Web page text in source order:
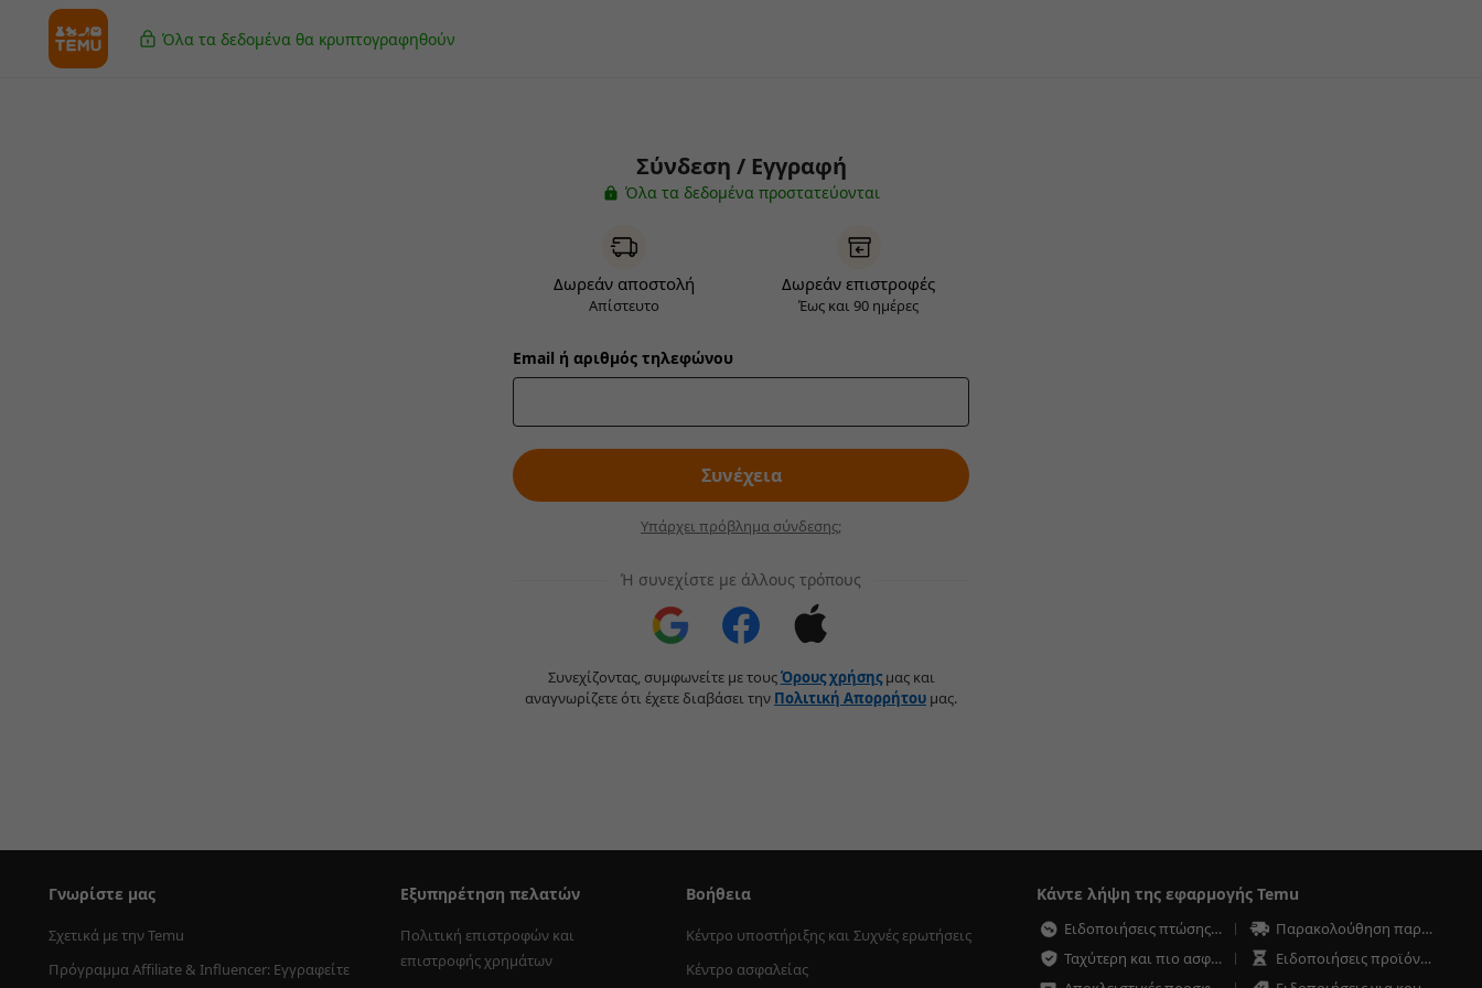
Όλα τα δεδομένα θα κρυπτογραφηθούν
Σύνδεση / Εγγραφή
Όλα τα δεδομένα προστατεύονται
Δωρεάν αποστολή
Απίστευτο
Δωρεάν επιστροφές
Έως και 90 ημέρες
Email ή αριθμός τηλεφώνου
Συνέχεια
Υπάρχει πρόβλημα σύνδεσης;
Ή συνεχίστε με άλλους τρόπους
Συνεχίζοντας, συμφωνείτε με τουςΌρους χρήσηςμας και
αναγνωρίζετε ότι έχετε διαβάσει την Πολιτική Aπορρήτου μας.
Γνωρίστε μας
Σχετικά με την Temu
Πρόγραμμα Affiliate & Influencer: Εγγραφείτε
Εξυπηρέτηση πελατών
Πολιτική επιστροφών και
επιστροφής χρημάτων
Βοήθεια
Κέντρο υποστήριξης και Συχνές ερωτήσεις
Κέντρο ασφαλείας
Κάντε λήψη της εφαρμογής Temu
Ειδοποιήσεις πτώσης τιμών
Παρακολούθηση παραγγελιών οποιαδήποτε στιγμή
Ταχύτερη και πιο ασφαλής ολοκλήρωση αγοράς
Ειδοποιήσεις προϊόντων χαμηλού αποθέματος